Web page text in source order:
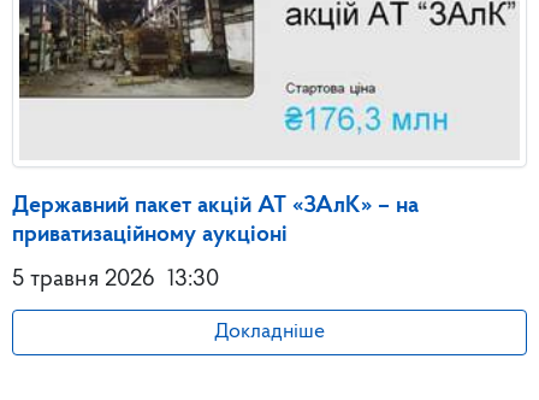
Державний пакет акцій АТ «ЗАлК» – на
приватизаційному аукціоні
5 травня 2026 13:30
Докладніше